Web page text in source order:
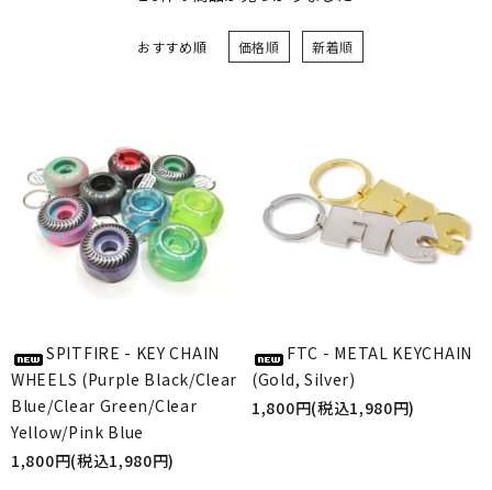
おすすめ順 価格順 新着順
SPITFIRE - KEY CHAIN
WHEELS (Purple Black/Clear
Blue/Clear Green/Clear
Yellow/Pink Blue
1,800円(税込1,980円)
FTC - METAL KEYCHAIN
(Gold, Silver)
1,800円(税込1,980円)